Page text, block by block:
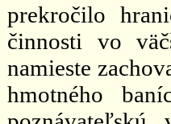
prekročilo
činnosti vo
namieste
hmotného